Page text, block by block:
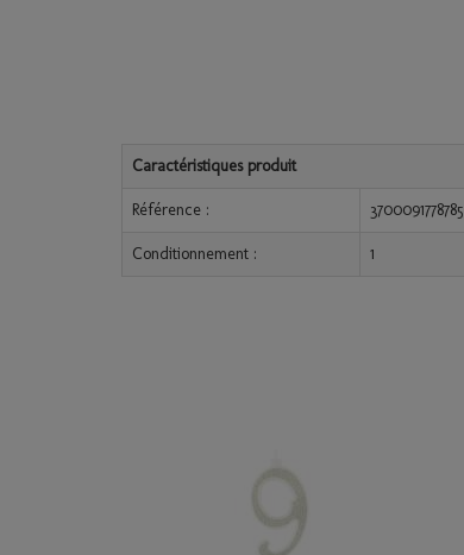
Caractéristiques produit
Référence : 3700091778785
Conditionnement : 1